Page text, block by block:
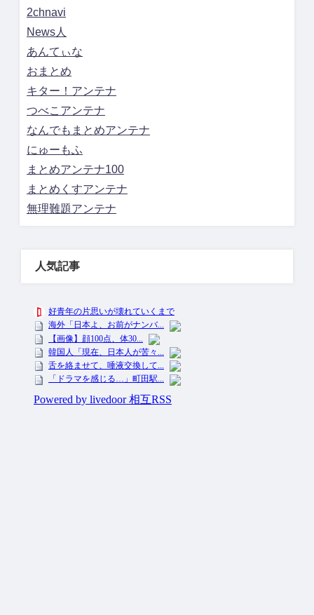
2chnavi
News人
あんてぃな
おまとめ
キター！アンテナ
つべこアンテナ
なんでもまとめアンテナ
にゅーもふ
まとめアンテナ100
まとめくすアンテナ
無理難題アンテナ
人気記事